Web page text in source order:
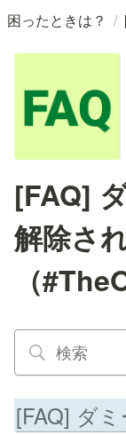
困ったときは？ /
[FAQ]
解除さ
（